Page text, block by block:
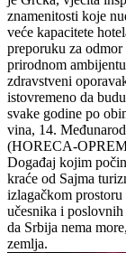
znamenitosti koje
veće kapacitete
preporuku za odmor
prirodnom
zdravstveni
istovremeno da
svake godine po
vina, 14.
(HORECA-
Događaj kojim
kraće od Sajma
izlagačkom
učesnika i
da Srbija nema
zemlja.